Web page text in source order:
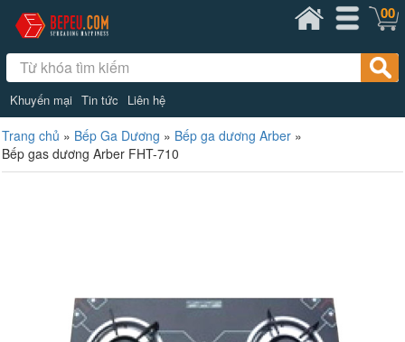
Khuyến mại Tin tức Liên hệ
00
Trang chủ » Bếp Ga Dương » Bếp ga dương Arber »
Bếp gas dương Arber FHT-710